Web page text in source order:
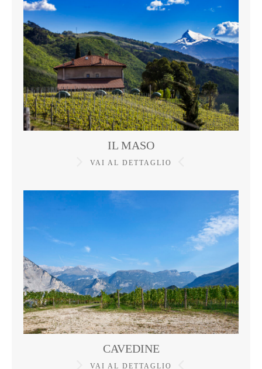
IL MASO
VAI AL DETTAGLIO
CAVEDINE
VAI AL DETTAGLIO